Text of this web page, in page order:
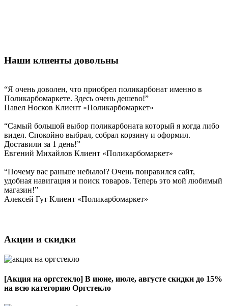
Наши клиенты довольны
“Я очень доволен, что приобрел поликарбонат именно в
Поликарбомаркете. Здесь очень дешево!”
Павел Носков Клиент «Поликарбомаркет»
“Самый большой выбор поликарбоната который я когда либо
видел. Спокойно выбрал, собрал корзину и оформил.
Доставили за 1 день!”
Евгений Михайлов Клиент «Поликарбомаркет»
“Почему вас раньше небыло!? Очень понравился сайт,
удобная навигация и поиск товаров. Теперь это мой любимый
магазин!”
Алексей Гут Клиент «Поликарбомаркет»
Акции и скидки
[Акция на оргстекло] В июне, июле, августе скидки до 15%
на всю категорию Оргстекло